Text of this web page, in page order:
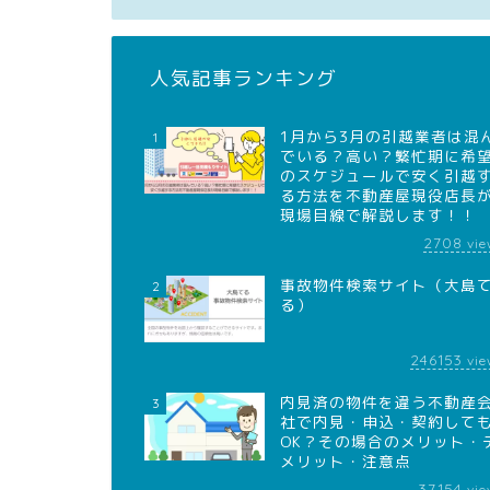
人気記事ランキング
1
1月から3月の引越業者は混
でいる？高い？繁忙期に希望
のスケジュールで安く引越す
る方法を不動産屋現役店長が
現場目線で解説します！！
2708
2
事故物件検索サイト（大島て
る）
246153
3
内見済の物件を違う不動産会
社で内見・申込・契約しても
OK？その場合のメリット・
メリット・注意点